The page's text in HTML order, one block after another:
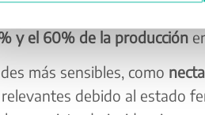
de pepita. Según las
y el 60% de la producción
más sensibles, como
debido al estado